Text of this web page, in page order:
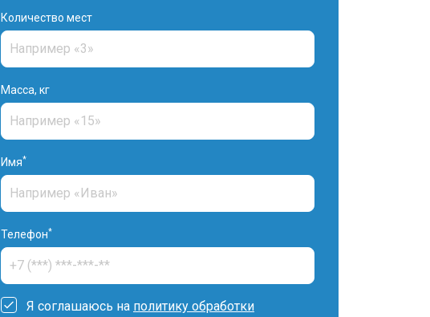
Количество мест
Масса, кг
Имя*
Телефон*
Я соглашаюсь на политику обработки